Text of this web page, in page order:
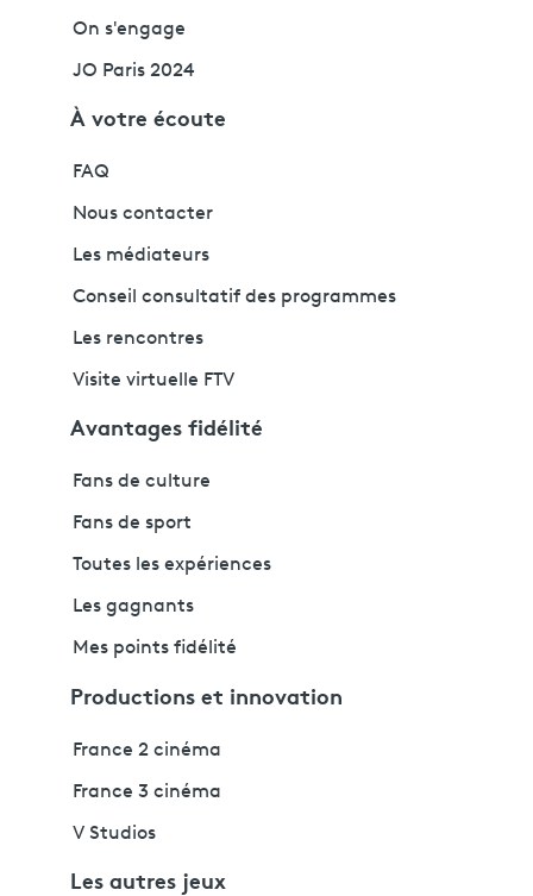
On s'engage
JO Paris 2024
À votre écoute
FAQ
Nous contacter
Les médiateurs
Conseil consultatif des programmes
Les rencontres
Visite virtuelle FTV
Avantages fidélité
Fans de culture
Fans de sport
Toutes les expériences
Les gagnants
Mes points fidélité
Productions et innovation
France 2 cinéma
France 3 cinéma
V Studios
Les autres jeux